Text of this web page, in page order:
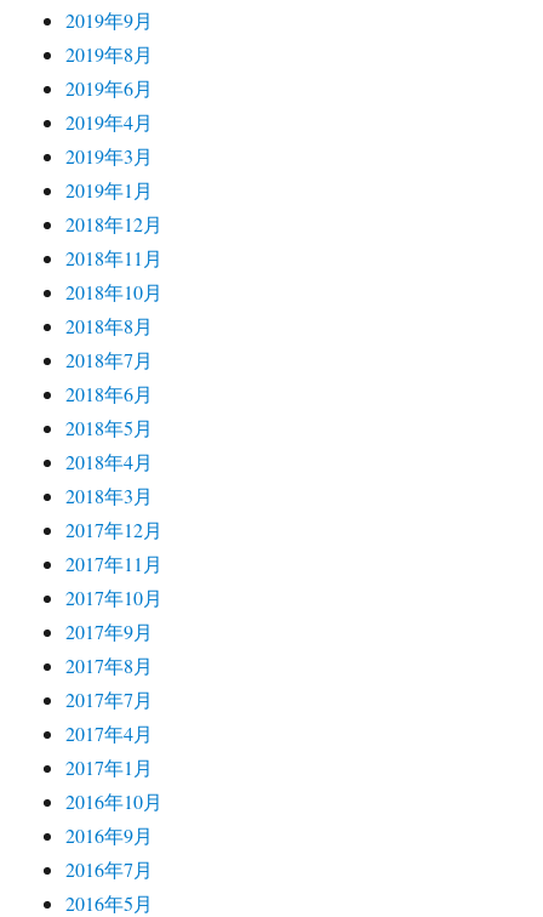
2019年9月
2019年8月
2019年6月
2019年4月
2019年3月
2019年1月
2018年12月
2018年11月
2018年10月
2018年8月
2018年7月
2018年6月
2018年5月
2018年4月
2018年3月
2017年12月
2017年11月
2017年10月
2017年9月
2017年8月
2017年7月
2017年4月
2017年1月
2016年10月
2016年9月
2016年7月
2016年5月